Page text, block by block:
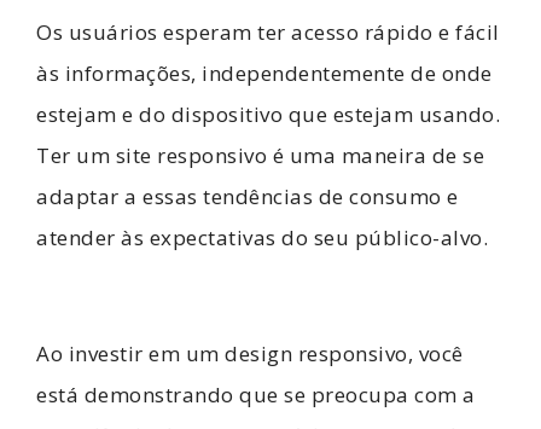
Os usuários esperam ter acesso rápido e fácil
às informações, independentemente de onde
estejam e do dispositivo que estejam usando.
Ter um site responsivo é uma maneira de se
adaptar a essas tendências de consumo e
atender às expectativas do seu público-alvo.
Ao investir em um design responsivo, você
está demonstrando que se preocupa com a